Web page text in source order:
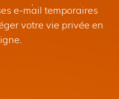
e-mail temporaires
votre vie privée en